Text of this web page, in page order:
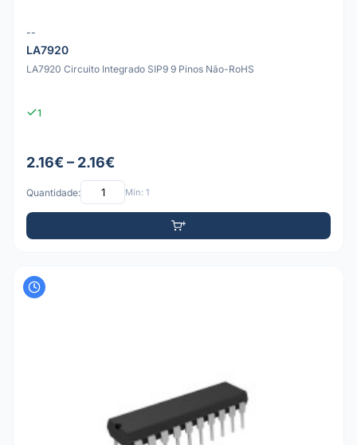
--
LA7920
LA7920 Circuito Integrado SIP9 9 Pinos Não-RoHS
1
2.16€ – 2.16€
Quantidade: Mín: 1